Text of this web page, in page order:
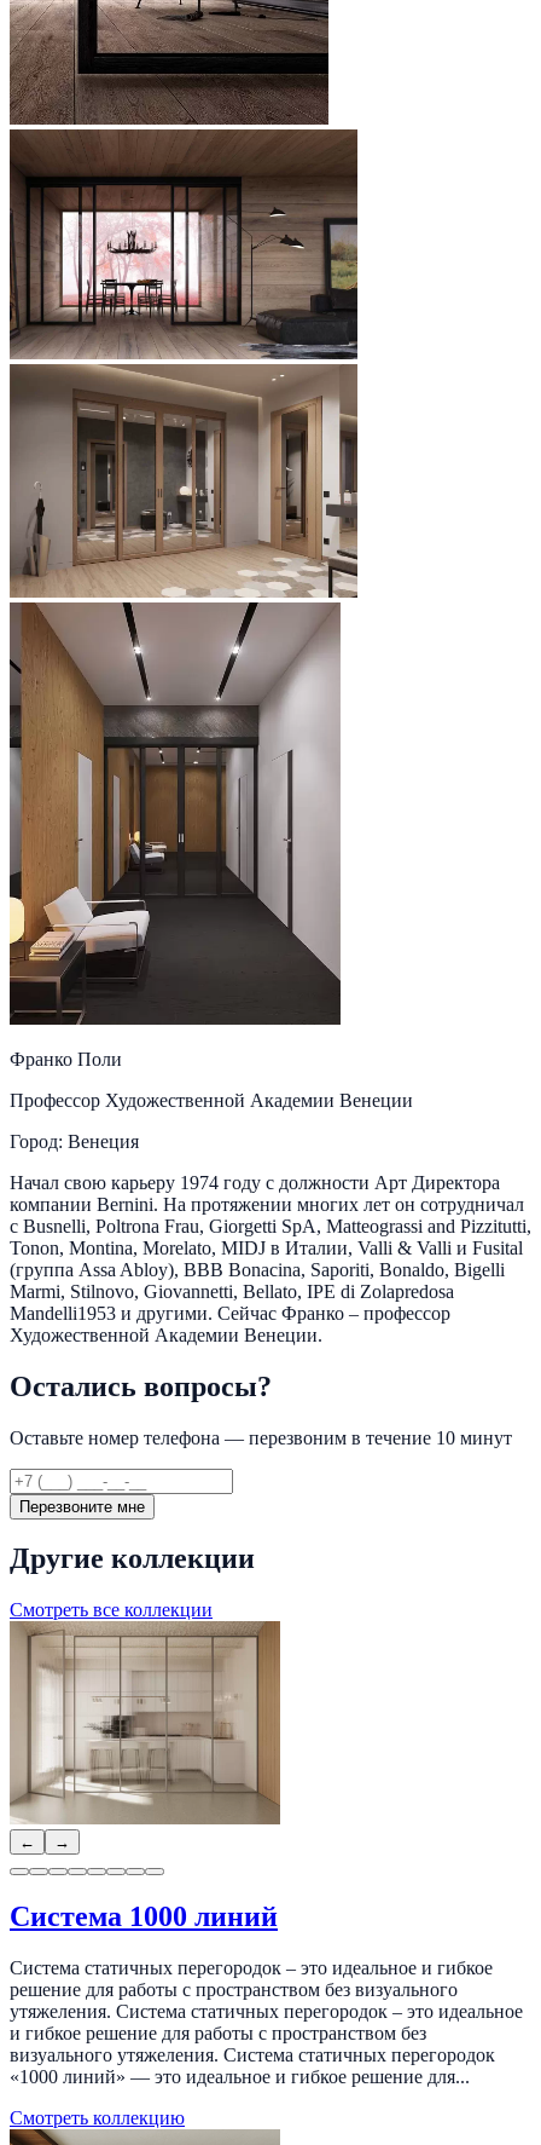
Франко Поли
Профессор Художественной Академии Венеции
Город: Венеция
Начал свою карьеру 1974 году с должности Арт Директора
компании Bernini. На протяжении многих лет он сотрудничал
с Busnelli, Poltrona Frau, Giorgetti SpA, Matteograssi and Pizzitutti,
Tonon, Montina, Morelato, MIDJ в Италии, Valli & Valli и Fusital
(группа Assa Abloy), BBB Bonacina, Saporiti, Bonaldo, Bigelli
Marmi, Stilnovo, Giovannetti, Bellato, IPE di Zolapredosa
Mandelli1953 и другими. Сейчас Франко – профессор
Художественной Академии Венеции.
Остались вопросы?
Оставьте номер телефона — перезвоним в течение 10 минут
Перезвоните мне
Другие коллекции
Смотреть все коллекции
← →
Система 1000 линий
Система статичных перегородок – это идеальное и гибкое
решение для работы с пространством без визуального
утяжеления. Система статичных перегородок – это идеальное
и гибкое решение для работы с пространством без
визуального утяжеления. Система статичных перегородок
«1000 линий» — это идеальное и гибкое решение для...
Смотреть коллекцию